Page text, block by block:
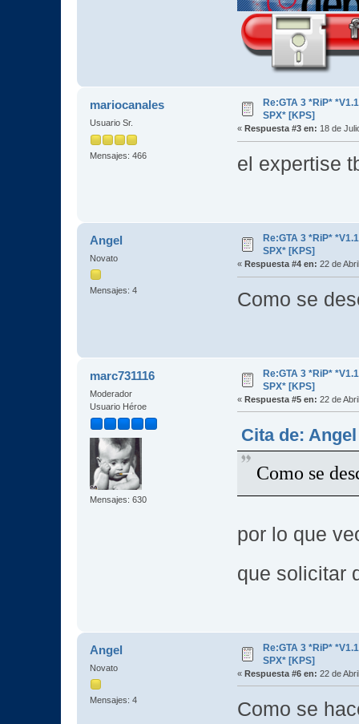
mariocanales
Usuario Sr.
Mensajes: 466
Re:GTA 3 *RiP*
SPX* [KPS]
« Respuesta #3 en: 18 de
el
Angel
Novato
Mensajes: 4
Re:GTA 3 *RiP*
SPX* [KPS]
« Respuesta #4 en: 22 de
Como se
marc731116
Moderador
Usuario Héroe
Mensajes: 630
Re:GTA 3 *RiP*
SPX* [KPS]
« Respuesta #5 en: 22 de
Cita de:
Como se
por lo que
que solicitar
Angel
Novato
Mensajes: 4
Re:GTA 3 *RiP*
SPX* [KPS]
« Respuesta #6 en: 22 de
Como se